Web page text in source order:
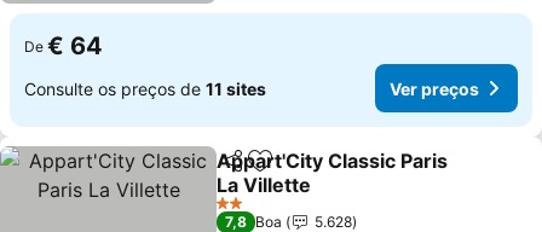
De € 64
Consulte os preços de 11 sites Ver preços
PartilharAdicionar aos favoritos
Appart'City Classic Paris
La Villette
Ver preços
2 Estrelas
7,8 Boa
5.628